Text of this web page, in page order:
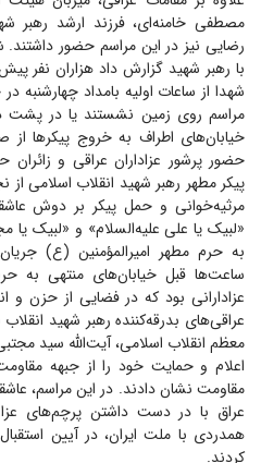
مصطفی خامنه‌ای، فرزند ارشد رهبر
رضایی نیز در این مراسم حضور داشتند.
با رهبر شهید گزارش داد هزاران نفر
شهدا از ساعات اولیه بامداد چهارشنبه
مراسم روی زمین نشستند یا در پشت
خیابان‌های اطراف به خروج پیکر‌ها
حضور پرشور عزاداران عراقی و زائران
پیکر مطهر رهبر شهید انقلاب اسلامی
مرثیه‌خوانی و حمل پیکر بر دوش
«لبیک یا علی علیه‌السلام» و «لبیک
به حرم مطهر امیرالمؤمنین (ع)
ساعت‌ها قبل خیابان‌های منتهی به
عزادارانی بود که در فضایی از حزن و
عراقی‌های بدرقه‌کننده رهبر شهید
معظم انقلاب اسلامی، آیت‌الله سید
اعلام و حمایت خود را از جبهه
مقاومت نشان دادند. در این مراسم،
عراق با در دست داشتن پرچم‌های
همدردی با ملت ایران، در آیین
کردند.